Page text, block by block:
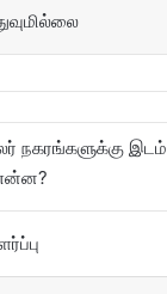
நகரங்களுக்கு இடம்